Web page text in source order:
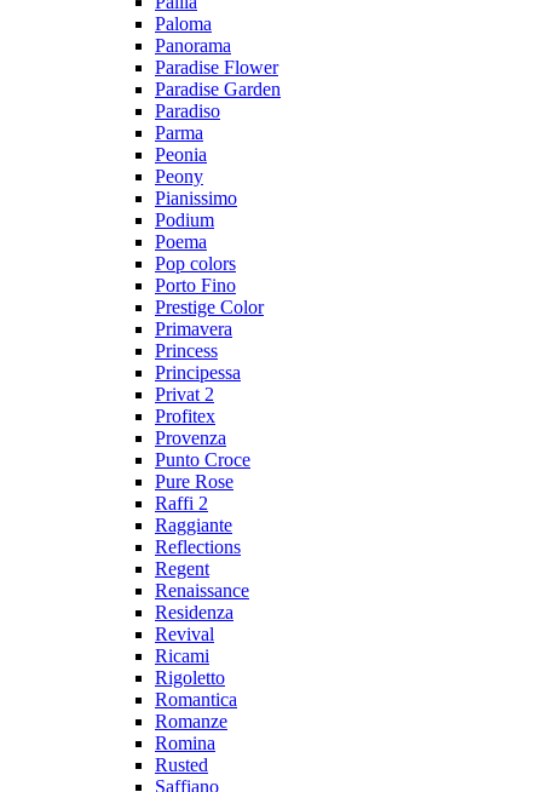
Paloma
Panorama
Paradise Flower
Paradise Garden
Paradiso
Parma
Peonia
Peony
Pianissimo
Podium
Poema
Pop colors
Porto Fino
Prestige Color
Primavera
Princess
Principessa
Privat 2
Profitex
Provenza
Punto Croce
Pure Rose
Raffi 2
Raggiante
Reflections
Regent
Renaissance
Residenza
Revival
Ricami
Rigoletto
Romantica
Romanze
Romina
Rusted
Saffiano